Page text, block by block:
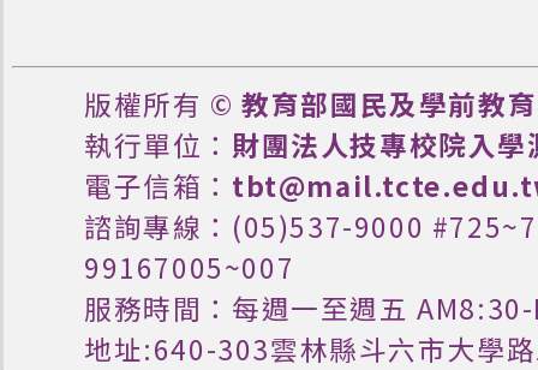
版權所有 ©教育部國民及學前教
執行單位： 財團法人技專校院入
電子信箱：
諮詢專線：(05)537-9000
99167005~007
服務時間：每週一至週五
地址:640-303雲林縣斗六市大學